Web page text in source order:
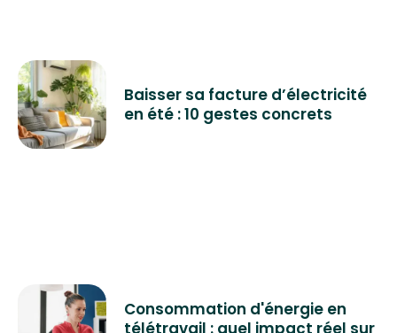
Baisser sa facture d’électricité
en été : 10 gestes concrets
Consommation d'énergie en
télétravail : quel impact réel sur